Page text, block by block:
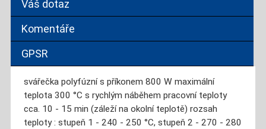
Váš dotaz
Komentáře
GPSR
svářečka polyfúzní s příkonem 800 W maximální
teplota 300 °C s rychlým náběhem pracovní teploty
cca. 10 - 15 min (záleží na okolní teplotě) rozsah
teploty : stupeň 1 - 240 - 250 °C, stupeň 2 - 270 - 280